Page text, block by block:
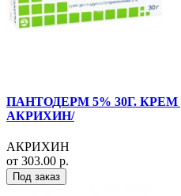
ПАНТОДЕРМ 5% 30Г.
АКРИХИН/
АКРИХИН
от 303.00 р.
Под заказ